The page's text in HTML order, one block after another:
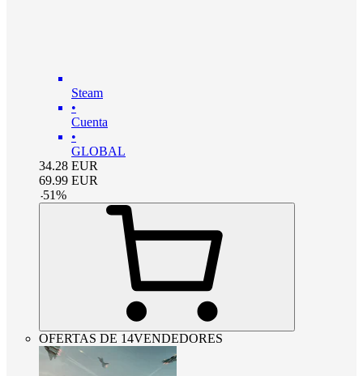
Steam
•
Cuenta
•
GLOBAL
34.28 EUR
69.99 EUR
-51%
OFERTAS DE 14VENDEDORES